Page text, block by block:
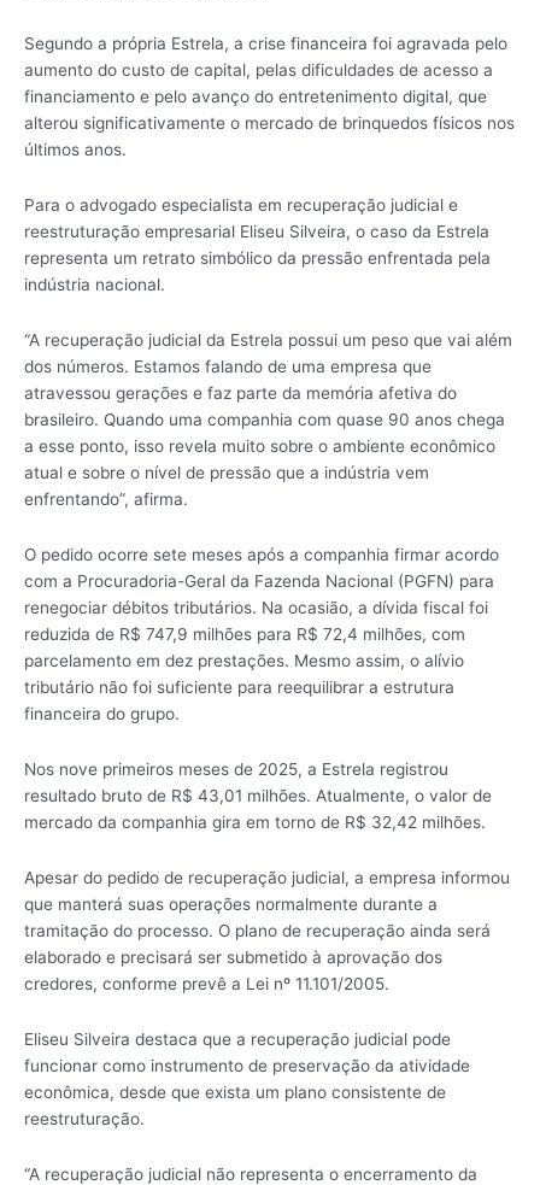
Segundo a própria Estrela, a crise financeira foi agravada pelo
aumento do custo de capital, pelas dificuldades de acesso a
financiamento e pelo avanço do entretenimento digital, que
alterou significativamente o mercado de brinquedos físicos nos
últimos anos.
Para o advogado especialista em recuperação judicial e
reestruturação empresarial Eliseu Silveira, o caso da Estrela
representa um retrato simbólico da pressão enfrentada pela
indústria nacional.
“A recuperação judicial da Estrela possui um peso que vai além
dos números. Estamos falando de uma empresa que
atravessou gerações e faz parte da memória afetiva do
brasileiro. Quando uma companhia com quase 90 anos chega
a esse ponto, isso revela muito sobre o ambiente econômico
atual e sobre o nível de pressão que a indústria vem
enfrentando”, afirma.
O pedido ocorre sete meses após a companhia firmar acordo
com a Procuradoria-Geral da Fazenda Nacional (PGFN) para
renegociar débitos tributários. Na ocasião, a dívida fiscal foi
reduzida de R$ 747,9 milhões para R$ 72,4 milhões, com
parcelamento em dez prestações. Mesmo assim, o alívio
tributário não foi suficiente para reequilibrar a estrutura
financeira do grupo.
Nos nove primeiros meses de 2025, a Estrela registrou
resultado bruto de R$ 43,01 milhões. Atualmente, o valor de
mercado da companhia gira em torno de R$ 32,42 milhões.
Apesar do pedido de recuperação judicial, a empresa informou
que manterá suas operações normalmente durante a
tramitação do processo. O plano de recuperação ainda será
elaborado e precisará ser submetido à aprovação dos
credores, conforme prevê a Lei nº 11.101/2005.
Eliseu Silveira destaca que a recuperação judicial pode
funcionar como instrumento de preservação da atividade
econômica, desde que exista um plano consistente de
reestruturação.
“A recuperação judicial não representa o encerramento da